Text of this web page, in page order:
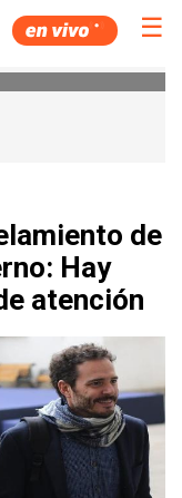
☰
de
Hay
atención